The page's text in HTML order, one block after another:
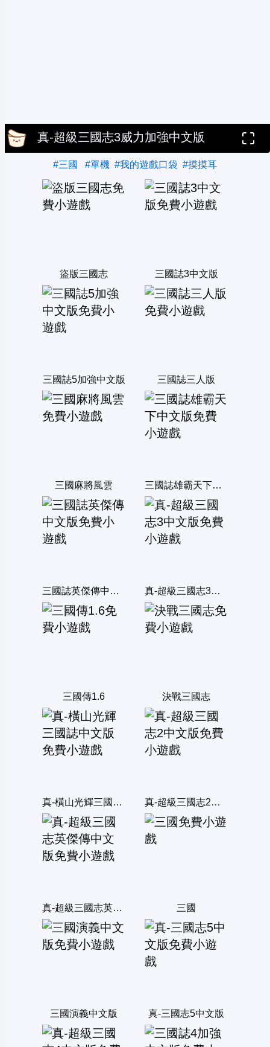
真-超級三國志3威力加強中文版
#三國 #單機 #我的遊戲口袋 #摸摸耳
盜版三國志 三國誌3中文版
三國誌5加強中文版 三國誌三人版
三國麻將風雲 三國誌雄霸天下中文版
三國誌英傑傳中文版 真-超級三國志3中文版
三國傳1.6 決戰三國志
真-橫山光輝三國誌中文版 真-超級三國志2中文版
真-超級三國志英傑傳中文版 三國
三國演義中文版 真-三國志5中文版